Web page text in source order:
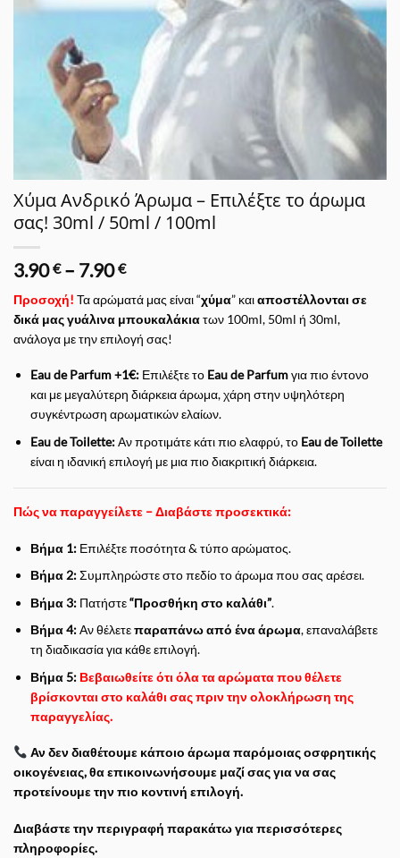
Χύμα Ανδρικό Άρωμα – Επιλέξτε το άρωμα
σας! 30ml / 50ml / 100ml
3.90€ – 7.90€Price
3.90 €
through
7.90 €
Προσοχή! Τα αρώματά μας είναι “χύμα” καιαποστέλλονται σε
δικά μας γυάλινα μπουκαλάκιατων 100ml, 50ml ή 30ml,
ανάλογα με την επιλογή σας!
Eau de Parfum +1€:Επιλέξτε το Eau de Parfumγια πιο έντονο
και με μεγαλύτερη διάρκεια άρωμα, χάρη στην υψηλότερη
συγκέντρωση αρωματικών ελαίων.
Eau de Toilette:Αν προτιμάτε κάτι πιο ελαφρύ, το Eau de Toilette
είναι η ιδανική επιλογή με μια πιο διακριτική διάρκεια.
Πώς να παραγγείλετε – Διαβάστε προσεκτικά:
Βήμα 1:Επιλέξτε ποσότητα & τύπο αρώματος.
Βήμα 2:Συμπληρώστε στο πεδίο το άρωμα που σας αρέσει.
Βήμα 3:Πατήστε“Προσθήκη στο καλάθι”.
Βήμα 4:Αν θέλετεπαραπάνω από ένα άρωμα, επαναλάβετε
τη διαδικασία για κάθε επιλογή.
Βήμα 5: Βεβαιωθείτε ότι όλα τα αρώματα που θέλετε
βρίσκονται στο καλάθι σας πριν την ολοκλήρωση της
παραγγελίας.
Αν δεν διαθέτουμε κάποιο άρωμα παρόμοιας οσφρητικής
οικογένειας, θα επικοινωνήσουμε μαζί σας για να σας
προτείνουμε την πιο κοντινή επιλογή.
Διαβάστε την περιγραφή παρακάτω για περισσότερες
πληροφορίες.